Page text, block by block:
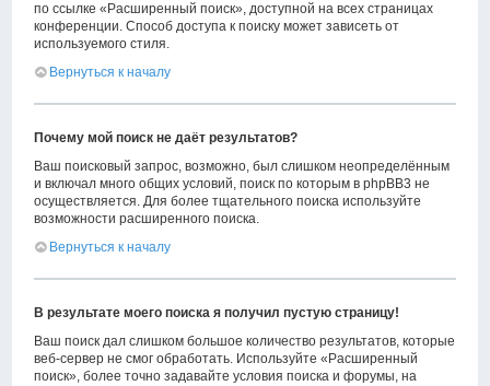
по ссылке «Расширенный поиск», доступной на всех страницах
конференции. Способ доступа к поиску может зависеть от
используемого стиля.
Вернуться к началу
Почему мой поиск не даёт результатов?
Ваш поисковый запрос, возможно, был слишком неопределённым
и включал много общих условий, поиск по которым в phpBB3 не
осуществляется. Для более тщательного поиска используйте
возможности расширенного поиска.
Вернуться к началу
В результате моего поиска я получил пустую страницу!
Ваш поиск дал слишком большое количество результатов, которые
веб-сервер не смог обработать. Используйте «Расширенный
поиск», более точно задавайте условия поиска и форумы, на